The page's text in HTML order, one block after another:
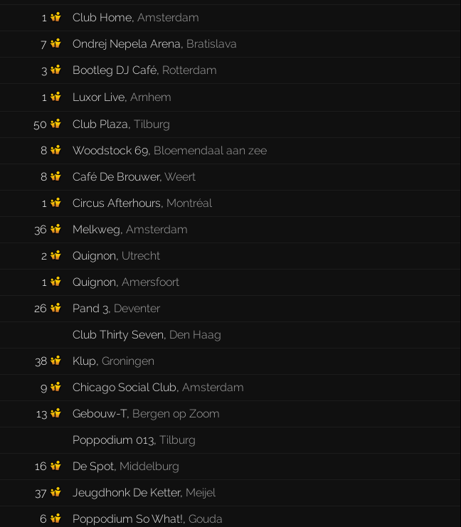
1 Club Home, Amsterdam
7 Ondrej Nepela Arena, Bratislava
3 Bootleg DJ Café, Rotterdam
1 Luxor Live, Arnhem
50 Club Plaza, Tilburg
8 Woodstock 69, Bloemendaal aan zee
8 Café De Brouwer, Weert
1 Circus Afterhours, Montréal
36 Melkweg, Amsterdam
2 Quignon, Utrecht
1 Quignon, Amersfoort
26 Pand 3, Deventer
Club Thirty Seven, Den Haag
38 Klup, Groningen
9 Chicago Social Club, Amsterdam
13 Gebouw-T, Bergen op Zoom
Poppodium 013, Tilburg
16 De Spot, Middelburg
37 Jeugdhonk De Ketter, Meijel
6 Poppodium So What!, Gouda